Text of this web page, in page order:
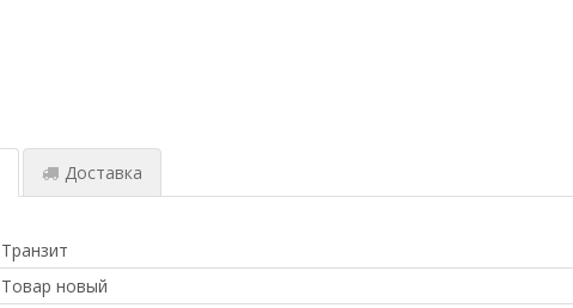
Доставка
Транзит
Товар новый